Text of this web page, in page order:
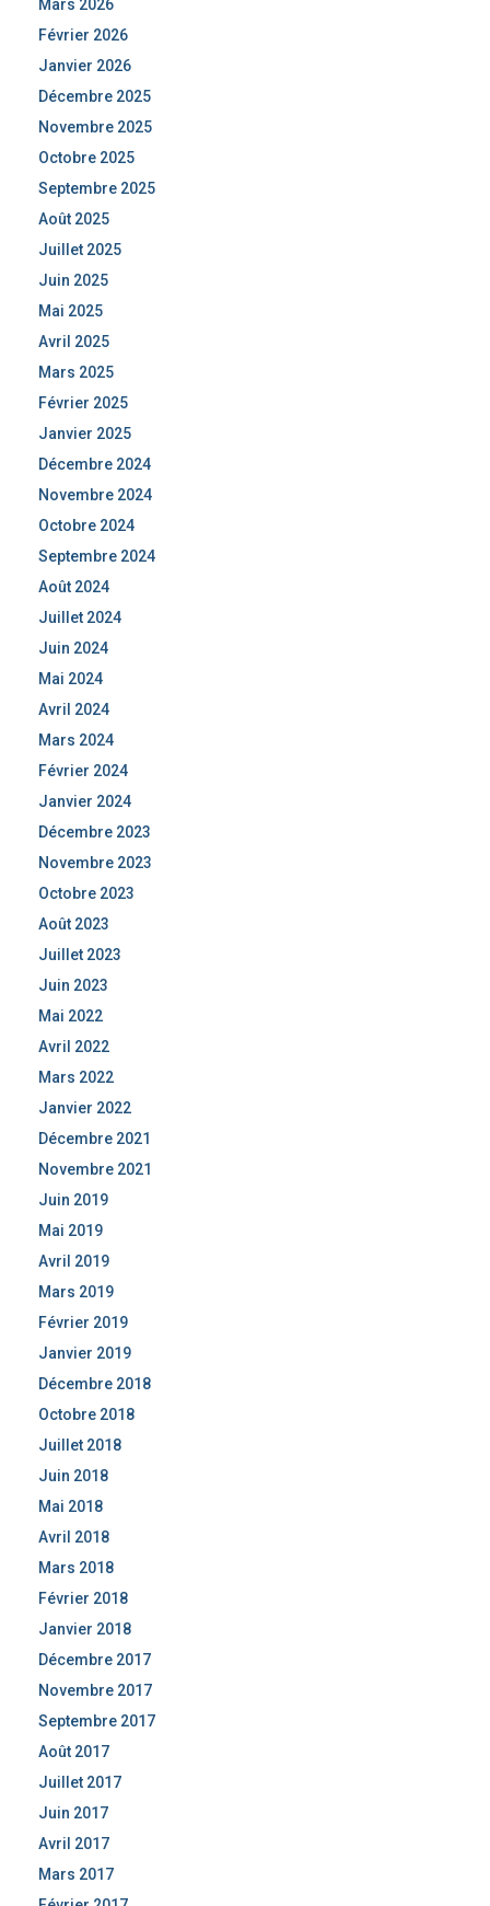
Mars 2026
Février 2026
Janvier 2026
Décembre 2025
Novembre 2025
Octobre 2025
Septembre 2025
Août 2025
Juillet 2025
Juin 2025
Mai 2025
Avril 2025
Mars 2025
Février 2025
Janvier 2025
Décembre 2024
Novembre 2024
Octobre 2024
Septembre 2024
Août 2024
Juillet 2024
Juin 2024
Mai 2024
Avril 2024
Mars 2024
Février 2024
Janvier 2024
Décembre 2023
Novembre 2023
Octobre 2023
Août 2023
Juillet 2023
Juin 2023
Mai 2022
Avril 2022
Mars 2022
Janvier 2022
Décembre 2021
Novembre 2021
Juin 2019
Mai 2019
Avril 2019
Mars 2019
Février 2019
Janvier 2019
Décembre 2018
Octobre 2018
Juillet 2018
Juin 2018
Mai 2018
Avril 2018
Mars 2018
Février 2018
Janvier 2018
Décembre 2017
Novembre 2017
Septembre 2017
Août 2017
Juillet 2017
Juin 2017
Avril 2017
Mars 2017